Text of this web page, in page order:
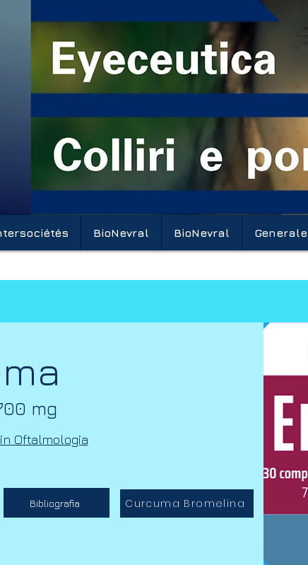
BioNevral BioNevral Generale
mg
Oftalmologia
Bibliografia Curcuma Bromelina